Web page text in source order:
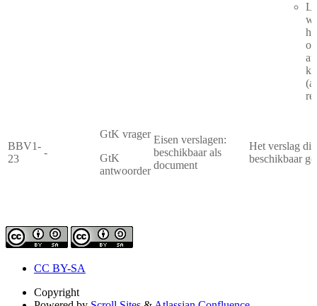
BBV1-
23
-
GtK vrager
GtK
antwoorder
Eisen verslagen:
beschikbaar als
document
Het verslag
beschikbaar
CC BY-SA
Copyright